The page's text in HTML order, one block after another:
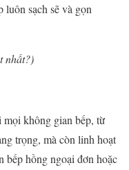
luôn sạch sẽ và gọn
nhất?)
không gian bếp, từ
trọng, mà còn linh hoạt
bếp hồng ngoại đơn hoặc